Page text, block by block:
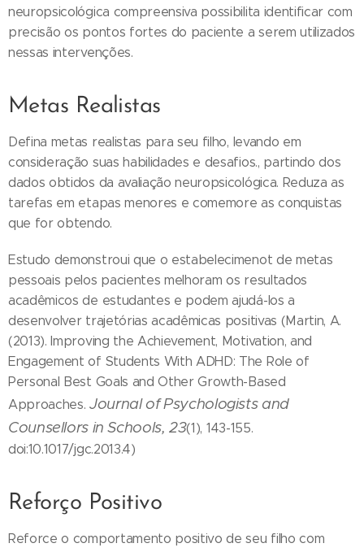
neuropsicológica compreensiva possibilita identificar com
precisão os pontos fortes do paciente a serem utilizados
nessas intervenções.
Metas Realistas
Defina metas realistas para seu filho, levando em
consideração suas habilidades e desafios., partindo dos
dados obtidos da avaliação neuropsicológica. Reduza as
tarefas em etapas menores e comemore as conquistas
que for obtendo.
Estudo demonstroui que o estabelecimenot de metas
pessoais pelos pacientes melhoram os resultados
acadêmicos de estudantes e podem ajudá-los a
desenvolver trajetórias acadêmicas positivas (Martin, A.
(2013). Improving the Achievement, Motivation, and
Engagement of Students With ADHD: The Role of
Personal Best Goals and Other Growth-Based
Approaches.Journal of Psychologists and
Counsellors in Schools, 23(1), 143-155.
doi:10.1017/jgc.2013.4)
Reforço Positivo
Reforce o comportamento positivo de seu filho com